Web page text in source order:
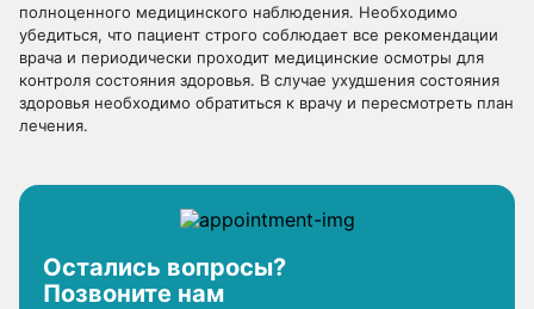
полноценного медицинского наблюдения. Необходимо
убедиться, что пациент строго соблюдает все рекомендации
врача и периодически проходит медицинские осмотры для
контроля состояния здоровья. В случае ухудшения состояния
здоровья необходимо обратиться к врачу и пересмотреть план
лечения.
Остались вопросы?
Позвоните нам